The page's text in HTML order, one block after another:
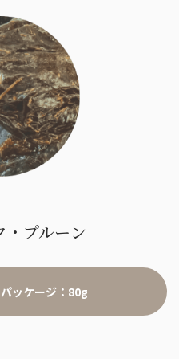
・プルーン
パッケージ：80g